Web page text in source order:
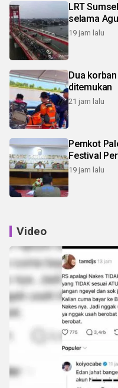
LRT
selama
19 jam lalu
Dua
ditemukan
21 jam lalu
Pemkot
Festival
19 jam lalu
Video